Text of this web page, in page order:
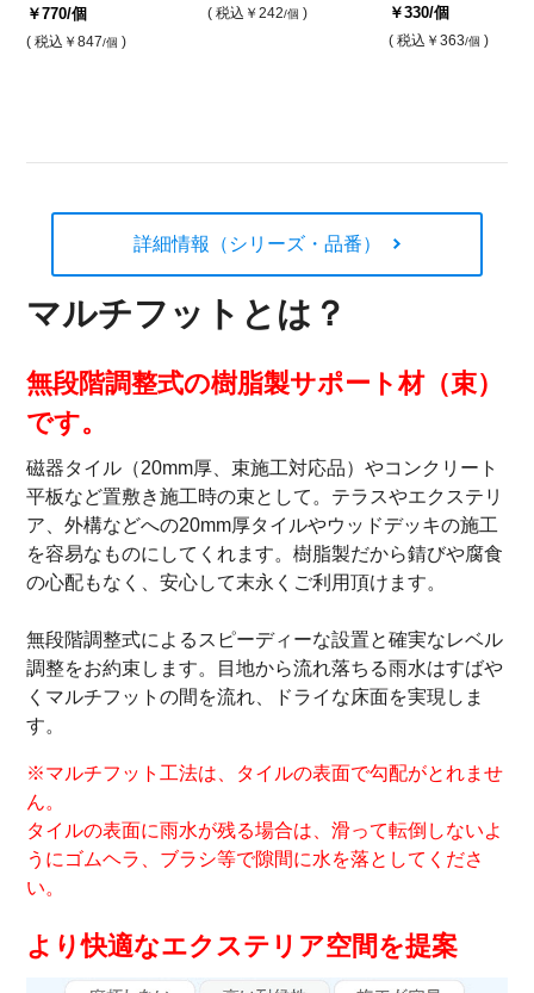
￥770/個
( 税込 ￥847/個 )
( 税込 ￥242/個 ) ￥330/個
( 税込 ￥363/個 )
詳細情報（シリーズ・品番）
マルチフットとは？
無段階調整式の樹脂製サポート材（束）
です。
磁器タイル（20mm厚、束施工対応品）やコンクリート
平板など置敷き施工時の束として。テラスやエクステリ
ア、外構などへの20mm厚タイルやウッドデッキの施工
を容易なものにしてくれます。樹脂製だから錆びや腐食
の心配もなく、安心して末永くご利用頂けます。
無段階調整式によるスピーディーな設置と確実なレベル
調整をお約束します。目地から流れ落ちる雨水はすばや
くマルチフットの間を流れ、ドライな床面を実現しま
す。
※マルチフット工法は、タイルの表面で勾配がとれませ
ん。
タイルの表面に雨水が残る場合は、滑って転倒しないよ
うにゴムヘラ、ブラシ等で隙間に水を落としてくださ
い。
より快適なエクステリア空間を提案